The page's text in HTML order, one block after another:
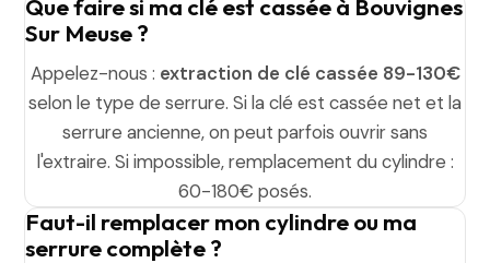
Que faire si ma clé est cassée à Bouvignes
Sur Meuse ?
Appelez-nous : extraction de clé cassée 89-130€
selon le type de serrure. Si la clé est cassée net et la
serrure ancienne, on peut parfois ouvrir sans
l'extraire. Si impossible, remplacement du cylindre :
60-180€ posés.
Faut-il remplacer mon cylindre ou ma
serrure complète ?